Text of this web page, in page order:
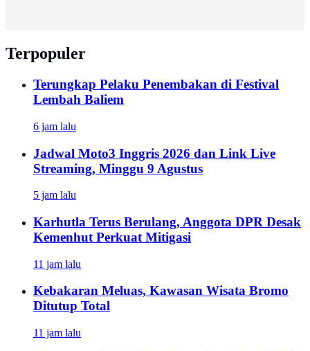
Terpopuler
Terungkap Pelaku Penembakan di Festival
Lembah Baliem
6 jam lalu
Jadwal Moto3 Inggris 2026 dan Link Live
Streaming, Minggu 9 Agustus
5 jam lalu
Karhutla Terus Berulang, Anggota DPR Desak
Kemenhut Perkuat Mitigasi
11 jam lalu
Kebakaran Meluas, Kawasan Wisata Bromo
Ditutup Total
11 jam lalu